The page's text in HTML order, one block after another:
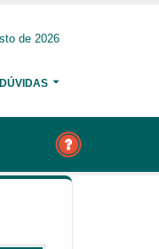
de 2026
DÚVIDAS